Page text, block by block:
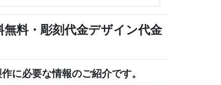
料・彫刻代金デザイン代金
に必要な情報のご紹介です。